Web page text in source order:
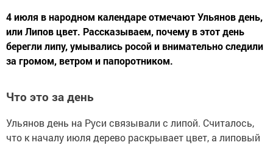
4 июля в народном календаре отмечают Ульянов день,
или Липов цвет. Рассказываем, почему в этот день
берегли липу, умывались росой и внимательно следили
за громом, ветром и папоротником.
Что это за день
Ульянов день на Руси связывали с липой. Считалось,
что к началу июля дерево раскрывает цвет, а липовый